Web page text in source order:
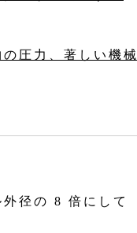
の圧力、著しい機械
径の 8 倍にして